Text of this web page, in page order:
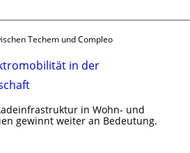
Techem und Compleo
in der
in Wohn- und
gewinnt weiter an Bedeutung.